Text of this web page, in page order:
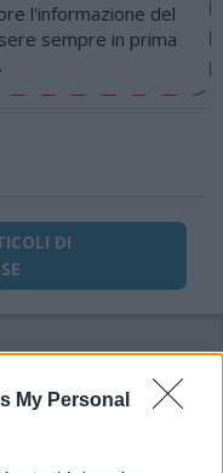
My Personal
l'informazione del
sempre in prima
DI
per te
di